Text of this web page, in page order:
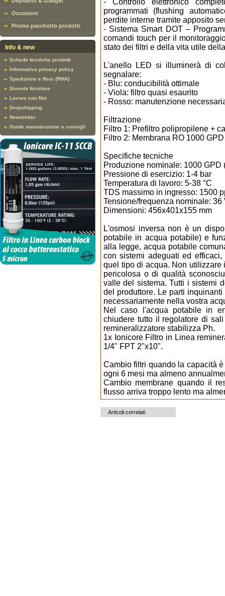
Occasioni
Promo pacchetto prodotti
Info & new
Schede tecniche prodotti
Informativa privacy policy
Spedizione e Resi (RMA)
Diventa fornitore
Lavora con Noi
Dropshipping
Newsletter
Guide manutenzione e consigli
- Controllo elettronico
programmati (flushing
perdite interne tramite apposito
- Sistema Smart DOT –
comandi touch per il
stato dei filtri e della vita utile
L'anello LED si illuminerà di
segnalare:
- Blu: conducibilità ottimale
- Viola: filtro quasi esaurito
- Rosso: manutenzione
Filtrazione
Filtro 1: Prefiltro polipropilene +
Filtro 2: Membrana RO 1000
Specifiche tecniche
Produzione nominale: 1000 GPD
Pressione di esercizio: 1-4 bar
Temperatura di lavoro: 5-38 °C
TDS massimo in ingresso: 1500
Tensione/frequenza nominale:
Dimensioni: 456x401x155 mm
L'osmosi inversa non è un
potabile in acqua potabile) e
alla legge, acqua potabile
con sistemi adeguati ed
quel tipo di acqua. Non
pericolosa o di qualità
valle del sistema. Tutti i sistemi
del produttore. Le parti
necessariamente nella vostra
Nel caso l'acqua potabile in
chiudere tutto il regolatore di
remineralizzatore stabilizza Ph.
1x Ionicore Filtro in Linea
1/4" FPT 2"x10".
Cambio filtri quando la capacità
ogni 6 mesi ma almeno
Cambio membrane quando il
flusso arriva troppo lento ma
Articoli correlati